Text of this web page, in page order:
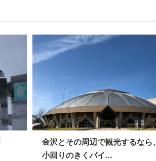
金沢とその周辺で観光するなら、
小回りのきくバイ...